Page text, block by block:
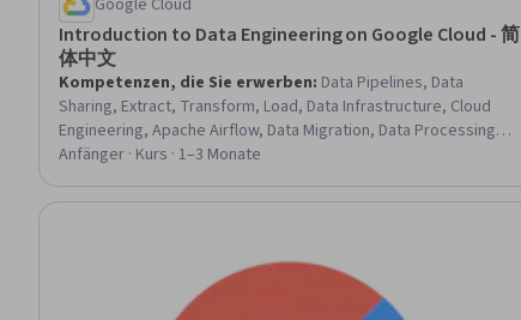
Google Cloud
Introduction to Data Engineering on Google Cloud - 简
体中文
Kompetenzen, die Sie erwerben: Data Pipelines, Data
Sharing, Extract, Transform, Load, Data Infrastructure, Cloud
Engineering, Apache Airflow, Data Migration, Data Processing,
Data Warehousing, Data Integration, Google Cloud Platform,
Storage, Big Data, IT Automation, Data Transformation
Anfänger · Kurs · 1–3 Monate